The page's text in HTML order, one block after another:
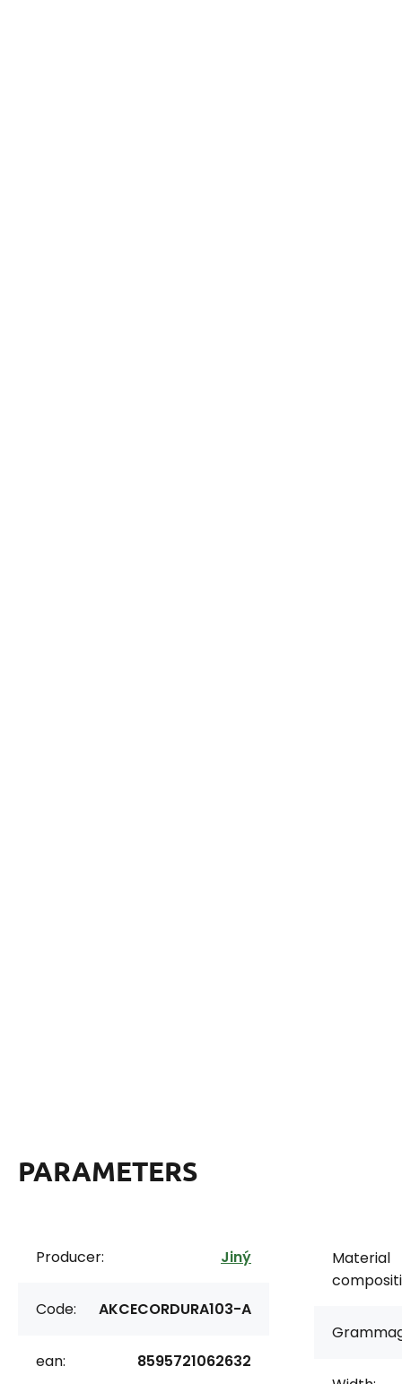
PARAMETERS
Producer: Jiný
Code: AKCECORDURA103-A
ean: 8595721062632
Material